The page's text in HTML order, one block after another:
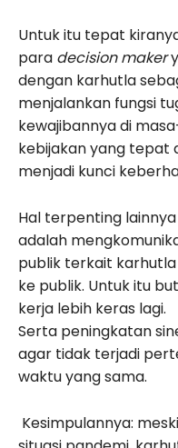
Untuk itu tepat
para decision maker
dengan karhutla
menjalankan fungsi
kewajibannya di
kebijakan yang tepat
menjadi kunci
Hal terpenting lainnya
adalah
publik terkait
ke publik. Untuk itu
kerja lebih keras lagi.
Serta peningkatan
agar tidak terjadi
waktu yang sama.
Kesimpulannya: meski